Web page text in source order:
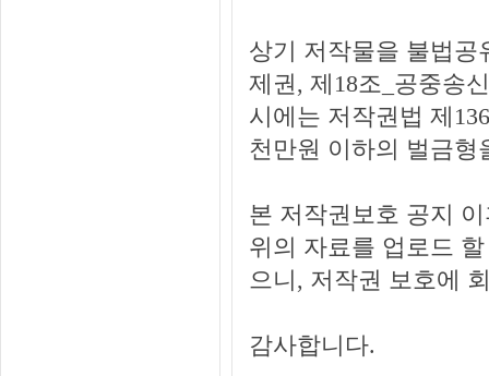
상기 저작물을 불법공
제권, 제18조_공중송
시에는 저작권법 제
천만원 이하의 벌금형
본 저작권보호 공지
위의 자료를 업로드
으니, 저작권 보호에
감사합니다.